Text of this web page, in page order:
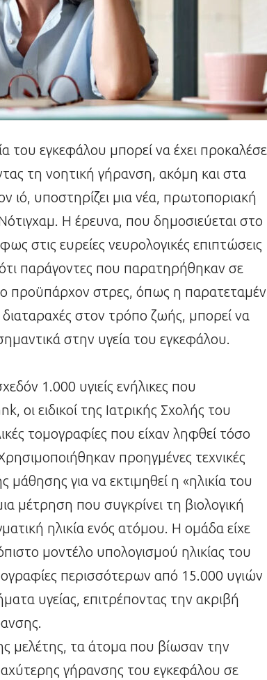
του εγκεφάλου μπορεί να έχει
τη νοητική γήρανση, ακόμη και στα
ιό, υποστηρίζει μια νέα, πρωτοποριακή
Η έρευνα, που δημοσιεύεται στο
στις ευρείες νευρολογικές επιπτώσεις
παράγοντες που παρατηρήθηκαν σε
προϋπάρχον στρες, όπως η
στον τρόπο ζωής, μπορεί να
στην υγεία του εγκεφάλου.
1.000 υγιείς ενήλικες που
οι ειδικοί της Ιατρικής Σχολής του
τομογραφίες που είχαν ληφθεί τόσο
προηγμένες τεχνικές
μάθησης για να εκτιμηθεί η «ηλικία του
μέτρηση που συγκρίνει τη βιολογική
ηλικία ενός ατόμου. Η ομάδα είχε
μοντέλο υπολογισμού ηλικίας του
περισσότερων από 15.000 υγιών
υγείας, επιτρέποντας την ακριβή
μελέτης, τα άτομα που βίωσαν την
γήρανσης του εγκεφάλου σε